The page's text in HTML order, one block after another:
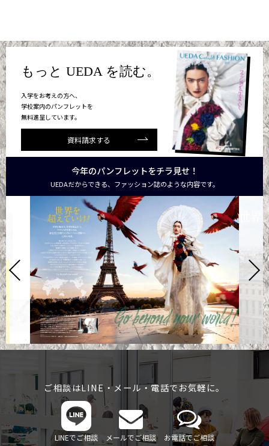
もっと UEDA を読む。
入学をお考えの方へ、
学校案内のパンフレットを
無料進呈しています。
資料請求する
今年のパンフレットをチラ見せ！
UEDAだからできる、ファッション誌のような内容です。
ご相談はLINE・メール・電話でお気軽に。
LINEでご相談 メールでご相談 お電話でご相談